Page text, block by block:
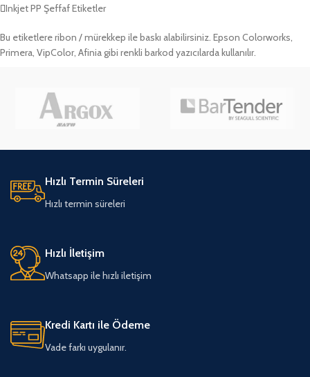
Inkjet PP Şeffaf Etiketler
Bu etiketlere ribon / mürekkep ile baskı alabilirsiniz. Epson Colorworks,
Primera, VipColor, Afinia gibi renkli barkod yazıcılarda kullanılır.
Hızlı Termin Süreleri
Hızlı termin süreleri
Hızlı İletişim
Whatsapp ile hızlı iletişim
Kredi Kartı ile Ödeme
Vade farkı uygulanır.